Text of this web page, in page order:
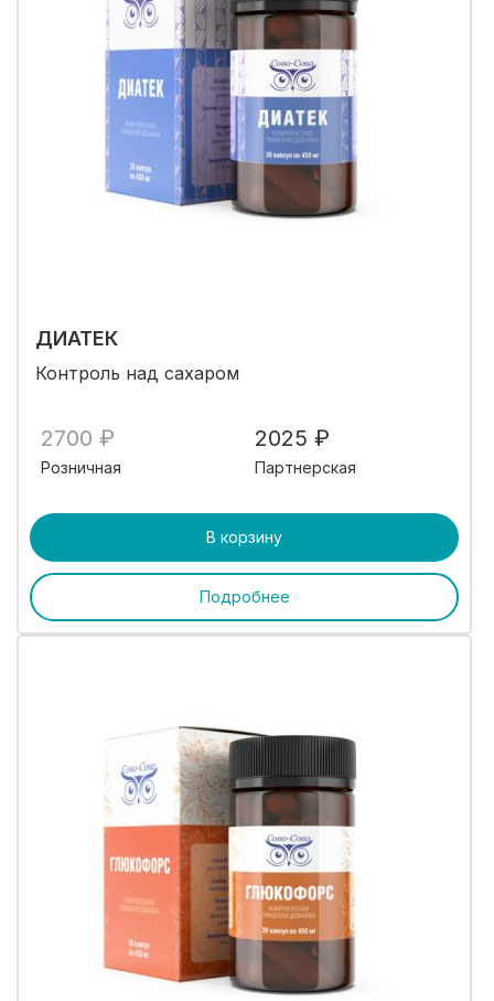
ДИАТЕК
Контроль над сахаром
2700 ₽
Розничная
2025 ₽
Партнерская
В корзину
Подробнее